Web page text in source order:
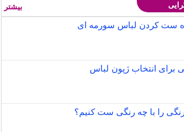
ست کردن لباس سورمه ای
برای انتخاب ژپون لباس
را با چه رنگی ست کنیم؟
بیشتر